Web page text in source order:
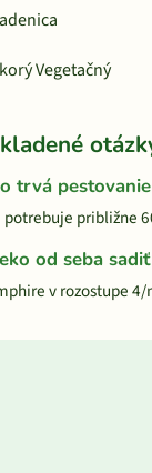
Vegetačný
trvá
približne
od seba
v rozostupe